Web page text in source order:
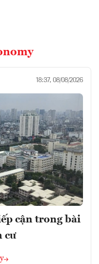
18:37, 08/08/2026
cận trong bài
cư